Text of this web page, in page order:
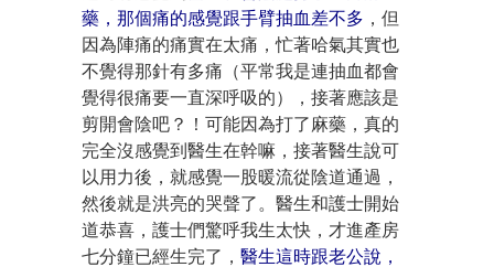
藥，那個痛的感覺跟手臂抽血差不多 ，但
因為陣痛的痛實在太痛，忙著哈氣其實也
不覺得那針有多痛（平常我是連抽血都會
覺得很痛要一直深呼吸的），接著應該是
剪開會陰吧？！可能因為打了麻藥，真的
完全沒感覺到醫生在幹嘛，接著醫生說可
以用力後，就感覺一股暖流從陰道通過，
然後就是洪亮的哭聲了。醫生和護士開始
道恭喜，護士們驚呼我生太快，才進產房
七分鐘已經生完了， 醫生這時跟老公說，